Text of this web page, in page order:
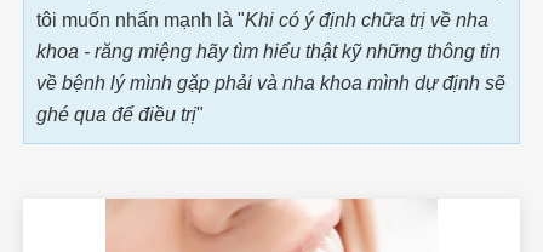
tôi muốn nhấn mạnh là "Khi có ý định chữa trị về nha
khoa - răng miệng hãy tìm hiểu thật kỹ những thông tin
về bệnh lý mình gặp phải và nha khoa mình dự định sẽ
ghé qua để điều trị"